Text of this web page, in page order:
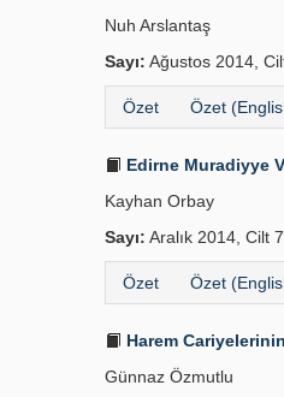
Nuh Arslantaş
Sayı: Ağustos 2014,
Özet Özet
Edirne Muradiyye
Kayhan Orbay
Sayı: Aralık 2014, Cilt
Özet Özet
Harem
Günnaz Özmutlu